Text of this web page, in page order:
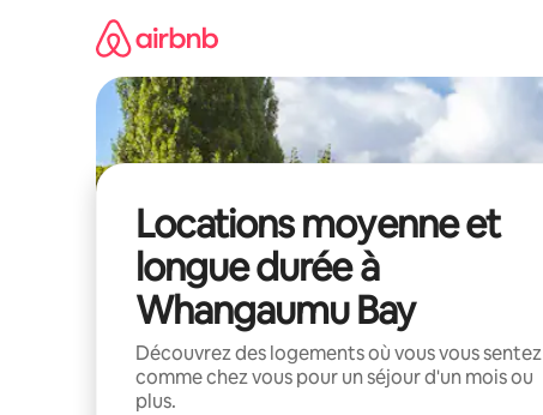
Locations moyenne et
longue durée à
Whangaumu Bay
Découvrez des logements où vous vous sentez
comme chez vous pour un séjour d'un mois ou
plus.